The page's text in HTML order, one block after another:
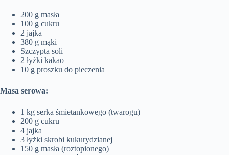
200 g masła
100 g cukru
2 jajka
380 g mąki
Szczypta soli
2 łyżki kakao
10 g proszku do pieczenia
Masa serowa:
1 kg serka śmietankowego (twarogu)
200 g cukru
4 jajka
3 łyżki skrobi kukurydzianej
150 g masła (roztopionego)